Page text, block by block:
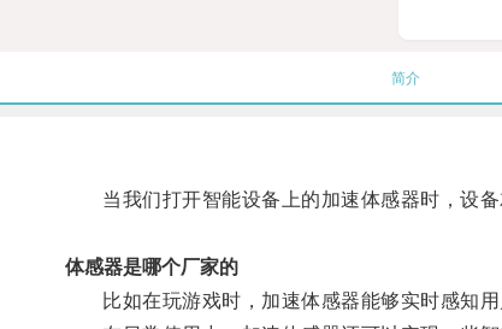
简介
当我们打开智能设备上的加速体感器时，设备
体感器是哪个厂家的
比如在玩游戏时，加速体感器能够实时感知用